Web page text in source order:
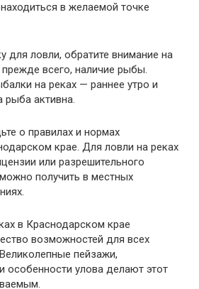
в желаемой точке
для ловли, обратите внимание на
прежде всего, наличие рыбы.
на реках — раннее утро и
рыба активна.
о правилах и нормах
крае. Для ловли на реках
или разрешительного
получить в местных
в Краснодарском крае
возможностей для всех
пейзажи,
особенности улова делают этот